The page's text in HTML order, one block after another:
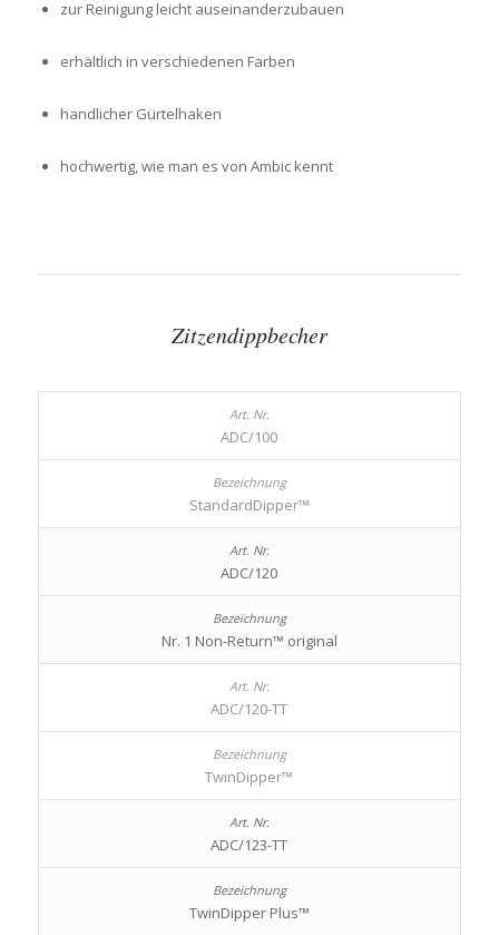
zur Reinigung leicht auseinanderzubauen
erhältlich in verschiedenen Farben
handlicher Gürtelhaken
hochwertig, wie man es von Ambic kennt
Zitzendippbecher
ADC/100
StandardDipper™
ADC/120
Nr. 1 Non-Return™ original
ADC/120-TT
TwinDipper™
ADC/123-TT
TwinDipper Plus™